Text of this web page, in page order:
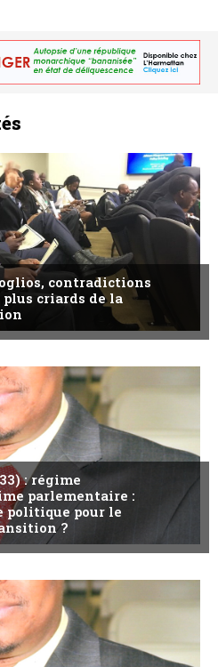
contradictions
criards de la
: régime
parlementaire :
politique pour le
?